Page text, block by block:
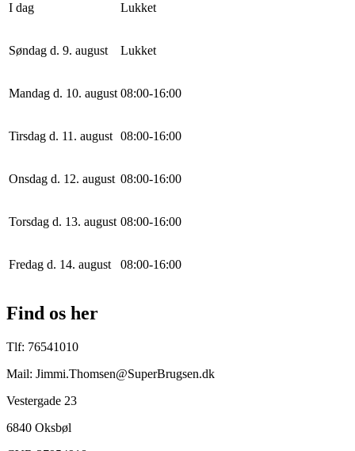
I dag Lukket
Søndag d. 9. august Lukket
Mandag d. 10. august 08:00-16:00
Tirsdag d. 11. august 08:00-16:00
Onsdag d. 12. august 08:00-16:00
Torsdag d. 13. august 08:00-16:00
Fredag d. 14. august 08:00-16:00
Find os her
Tlf: 76541010
Mail: Jimmi.Thomsen@SuperBrugsen.dk
Vestergade 23
6840 Oksbøl